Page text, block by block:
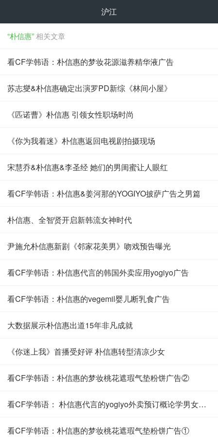
沪江
“朴信惠”相关文章
看CF学韩语：朴信惠的梦妆花源滋养精华液广告
苏志燮&朴信惠确定出演罗PD新综《林间小屋》
《匹诺曹》朴信惠 引领女性职场时尚
《你为我着迷》朴信惠返回电视剧拍摄现场
宋慧乔&朴信惠&李圣经 她们的男闺蜜让人眼红
看CF学韩语：朴信惠&姜河那的YOGIYO披萨广告之男篇
朴信惠、全智贤开启新韩流女神时代
尹施允朴信惠新剧《邻家花美男》吻戏预告曝光
看CF学韩语：朴信惠代言的韩国外卖应用yogiyo广告
看CF学韩语：朴信惠的vegemil婴儿断乳食广告
大数据展示朴信惠出道15年非凡成就
《你迷上我》首播受好评 朴信惠转型清凉少女
看CF学韩语：朴信惠的梦妆桃花遮瑕气垫粉饼广告②
看CF学韩语： 朴信惠代言的yogiyo外卖预订概论学男女篇广告
看CF学韩语：朴信惠的梦妆桃花遮瑕气垫粉饼广告①